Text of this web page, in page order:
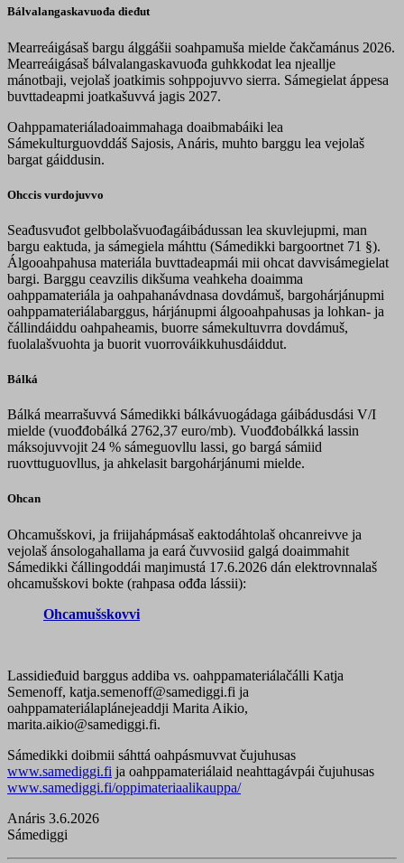
Bálvalangaskavuođa dieđut
Mearreáigásaš bargu álggášii soahpamuša mielde čakčamánus 2026.
Mearreáigásaš bálvalangaskavuođa guhkkodat lea njeallje
mánotbaji, vejolaš joatkimis sohppojuvvo sierra. Sámegielat áppesa
buvttadeapmi joatkašuvvá jagis 2027.
Oahppamateriáladoaimmahaga doaibmabáiki lea
Sámekulturguovddáš Sajosis, Anáris, muhto barggu lea vejolaš
bargat gáiddusin.
Ohccis vurdojuvvo
Seađusvuđot gelbbolašvuođagáibádussan lea skuvlejupmi, man
bargu eaktuda, ja sámegiela máhttu (Sámedikki bargoortnet 71 §).
Álgooahpahusa materiála buvttadeapmái mii ohcat davvisámegielat
bargi. Barggu ceavzilis dikšuma veahkeha doaimma
oahppamateriála ja oahpahanávdnasa dovdámuš, bargohárjánupmi
oahppamateriálabarggus, hárjánupmi álgooahpahusas ja lohkan- ja
čállindáiddu oahpaheamis, buorre sámekultuvrra dovdámuš,
fuolalašvuohta ja buorit vuorrováikkuhusdáiddut.
Bálká
Bálká mearrašuvvá Sámedikki bálkávuogádaga gáibádusdási V/I
mielde (vuođđobálká 2762,37 euro/mb). Vuođđobálkká lassin
máksojuvvojit 24 % sámeguovllu lassi, go bargá sámiid
ruovttuguovllus, ja ahkelasit bargohárjánumi mielde.
Ohcan
Ohcamušskovi, ja friijahápmásaš eaktodáhtolaš ohcanreivve ja
vejolaš ánsologahallama ja eará čuvvosiid galgá doaimmahit
Sámedikki čállingoddái maŋimustá 17.6.2026 dán elektrovnnalaš
ohcamušskovi bokte (rahpasa ođđa lássii):
Ohcamušskovvi
Lassidieđuid barggus addiba vs. oahppamateriálačálli Katja
Semenoff, katja.semenoff@samediggi.fi ja
oahppamateriálaplánejeaddji Marita Aikio,
marita.aikio@samediggi.fi.
Sámedikki doibmii sáhttá oahpásmuvvat čujuhusas
www.samediggi.fi ja oahppamateriálaid neahttagávpái čujuhusas
www.samediggi.fi/oppimateriaalikauppa/
Anáris 3.6.2026
Sámediggi